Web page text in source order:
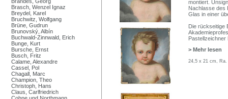
Brasch, Wenzel Ignaz
Breydel, Karel
Bruchwitz, Wolfgang
Brüne, Gudrun
Brunovský, Albín
Buchwald-Zinnwald, Erich
Bunge, Kurt
Bursche, Ernst
Busch, Fritz
Calame, Alexandre
Cassel, Pol
Chagall, Marc
Champion, Theo
Christoph, Hans
Claus, Carlfriedrich
montiert.
Nachlasse des
Glas in einer
Die rückseitige
Pastellzeichner
> Mehr lesen
24,5 x 21 cm,